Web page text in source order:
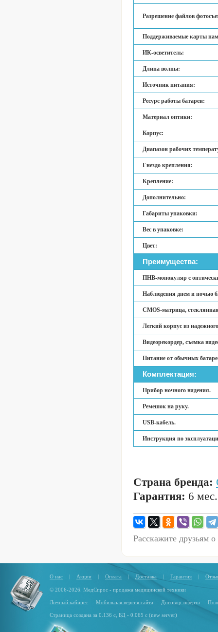
Разрешение файлов
Поддерживаемые карты
ИК-осветитель:
Длина волны:
Источник питания:
Ресурс работы батареи:
Материал оптики:
Корпус:
Диапазон рабочих
Гнездо крепления:
Крепление:
Дополнительно:
Габариты упаковки:
Вес в упаковке:
Цвет:
Преимущества:
ПНВ-монокуляр с
Наблюдения днем и ночью
CMOS-матрица,
Легкий корпус из
Видеорекордер, съемка
Питание от обычных
Комплектация:
Прибор ночного видения.
Ремешок на руку.
USB-кабель.
Инструкция по
Страна бренда:
Гарантия: 6 мес.
Расскажите друзьям
О нас | Акции | Оплата | Доставка | Гарантия |
© 2006-2026. МедСпрос - продажа медицинской техники
Личный кабинет Мобильная версия сайта Договор-оферта
Страница создана за 0.136 с, БД - 0.065 с (new server)